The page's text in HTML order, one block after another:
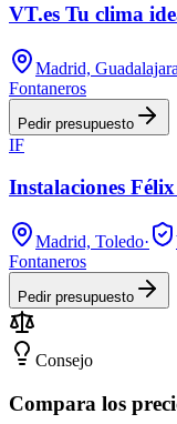
VT.es Tu clima
Madrid, Guadalajara
Fontaneros
Pedir presupuesto
IF
Instalaciones
Madrid, Toledo·
Fontaneros
Pedir presupuesto
Consejo
Compara los